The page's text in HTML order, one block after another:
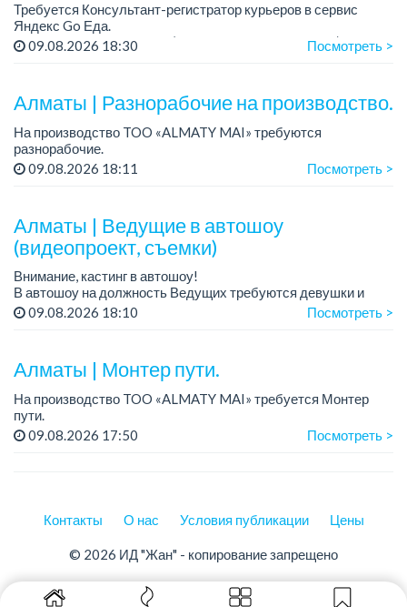
Требуется Консультант-регистратор курьеров в сервис
Яндекс Go Еда.
Условия: работа в офисе (Абылай хана - Макатаева).
09.08.2026 18:30 Посмотреть >
Алматы | Разнорабочие на производство.
На производство TOO «ALMATY MAI» требуются
разнорабочие.
Зарплата: от 250 000 до 300 000 тенге на руки.
09.08.2026 18:11 Посмотреть >
Алматы | Ведущие в автошоу
(видеопроект, съемки)
Внимание, кастинг в автошоу!
В автошоу на должность Ведущих требуются девушки и
парни. А также авто эксперты и авто перекупы.
09.08.2026 18:10 Посмотреть >
Алматы | Монтер пути.
На производство TOO «ALMATY MAI» требуется Монтер
пути.
Зарплата: 322 000 тенге.
09.08.2026 17:50 Посмотреть >
Контакты О нас Условия публикации Цены
© 2026 ИД "Жан" - копирование запрещено